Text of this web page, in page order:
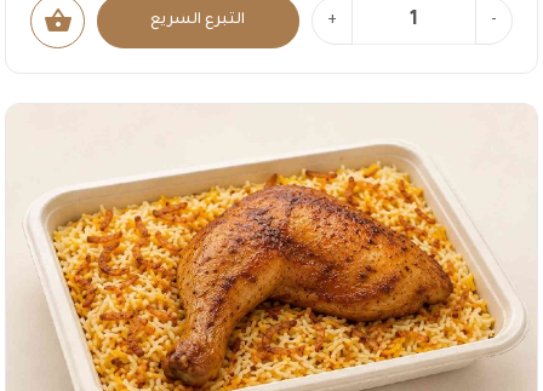
-
+ التبرع السريع shopping_basket